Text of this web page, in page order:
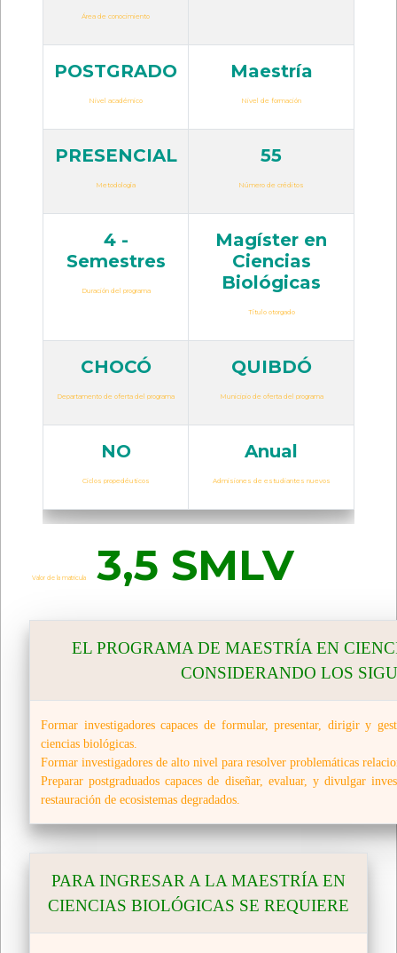
Área de conocimiento
POSTGRADO
Nivel académico
Maestría
Nivel de formación
PRESENCIAL
Metodología
55
Número de créditos
4 -
Semestres
Duración del programa
Magíster en
Ciencias
Biológicas
Título otorgado
CHOCÓ
Departamento de oferta del programa
QUIBDÓ
Municipio de oferta del programa
NO
Ciclos propedéuticos
Anual
Admisiones de estudiantes nuevos
Valor de la matricula 3,5 SMLV
EL PROGRAMA DE MAESTRÍA EN
CONSIDERANDO LOS
Formar investigadores capaces de formular, presentar, dirigir y
ciencias biológicas.
Formar investigadores de alto nivel para resolver problemáticas
Preparar postgraduados capaces de diseñar, evaluar, y divulgar
restauración de ecosistemas degradados.
PARA INGRESAR A LA MAESTRÍA EN
CIENCIAS BIOLÓGICAS SE REQUIERE